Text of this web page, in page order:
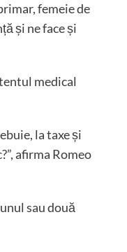
femeie de
și ne face și
medical
la taxe și
afirma Romeo
sau două